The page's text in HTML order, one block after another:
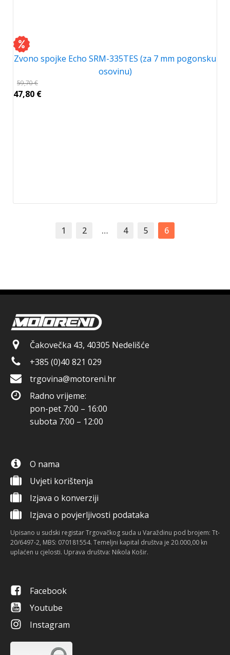
Zvono spojke Echo SRM-335TES (za 7 mm pogonsku
osovinu)
59,70€
47,80 €
1 2 … 4 5 6
Čakovečka 43, 40305 Nedelišće
+385 (0)40 821 029
trgovina@motoreni.hr
Radno vrijeme:
pon-pet 7:00 – 16:00
subota 7:00 – 12:00
O nama
Uvjeti korištenja
Izjava o konverziji
Izjava o povjerljivosti podataka
Upisano u sudski registar Trgovačkog suda u Varaždinu pod brojem: Tt-
20/6497-2, MBS: 070181554. Temeljni kapital društva je 20.000,00 kn
uplaćen u cjelosti. Uprava društva: Nikola Košir.
Facebook
Youtube
Instagram